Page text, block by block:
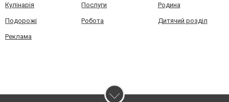
Кулінарія Послуги Родина
Подорожі Робота Дитячий розділ
Реклама